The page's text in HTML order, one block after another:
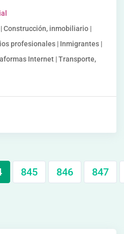
Construcción, inmobiliario |
profesionales | Inmigrantes |
Internet | Transporte,
845 846 847